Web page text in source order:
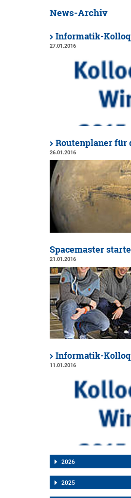
News-Archiv
Informatik-
27.01.2016
Routenplaner für
26.01.2016
Spacemaster
21.01.2016
Informatik-
11.01.2016
2026
2025